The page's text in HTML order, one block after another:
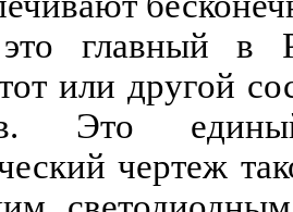
главный в
или другой
Это
чертеж